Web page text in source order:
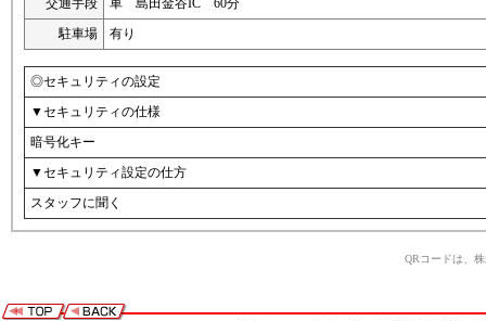
交通手段
車 島田金谷IC 60分
駐車場
有り
◎セキュリティの設定
▼セキュリティの仕様
暗号化キー
▼セキュリティ設定の仕方
スタッフに聞く
QRコードは、